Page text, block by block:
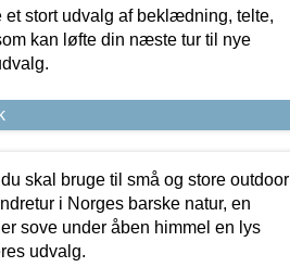
et stort udvalg af beklædning, telte,
kan løfte din næste tur til nye
skal bruge til små og store outdoor
i Norges barske natur, en
sove under åben himmel en lys
udvalg.